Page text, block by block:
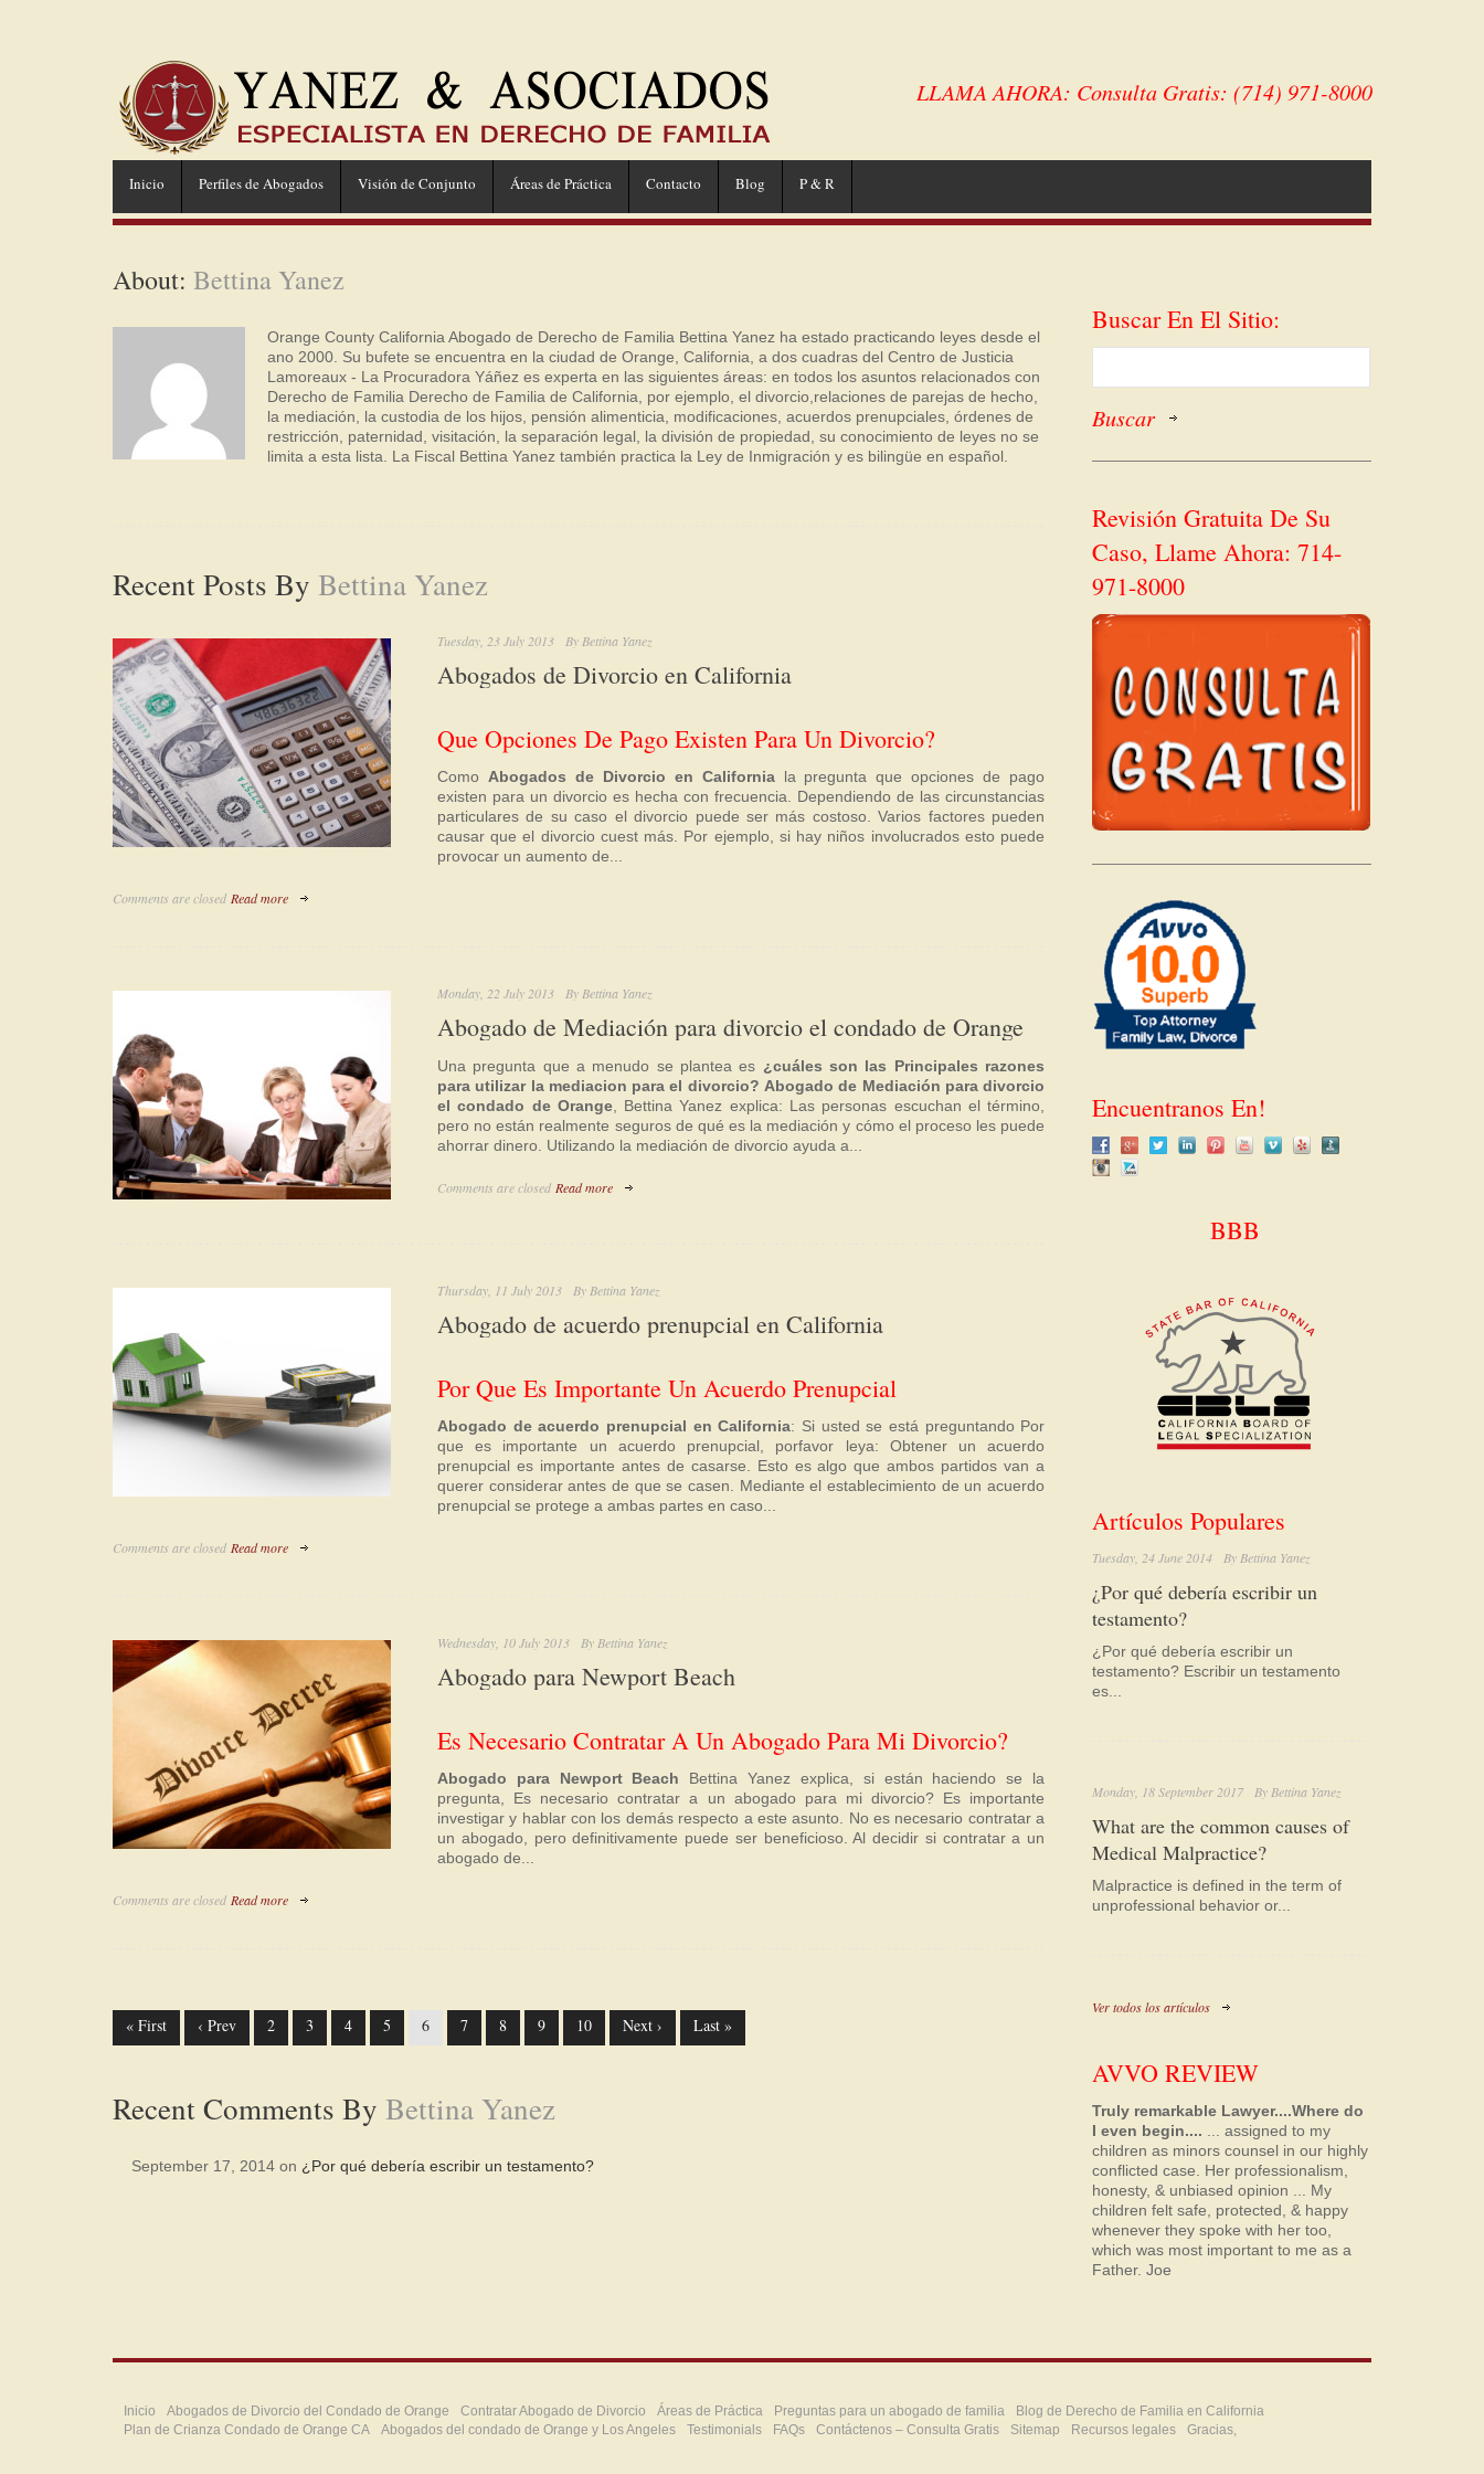
LLAMA AHORA: Consulta Gratis: (714) 971-8000
Inicio Perfiles de Abogados Visión de Conjunto Áreas de Práctica Contacto Blog P & R
About: Bettina Yanez
Orange County California Abogado de Derecho de Familia Bettina Yanez ha estado practicando leyes desde el
ano 2000. Su bufete se encuentra en la ciudad de Orange, California, a dos cuadras del Centro de Justicia
Lamoreaux - La Procuradora Yáñez es experta en las siguientes áreas: en todos los asuntos relacionados con
Derecho de Familia Derecho de Familia de California, por ejemplo, el divorcio,relaciones de parejas de hecho,
la mediación, la custodia de los hijos, pensión alimenticia, modificaciones, acuerdos prenupciales, órdenes de
restricción, paternidad, visitación, la separación legal, la división de propiedad, su conocimiento de leyes no se
limita a esta lista. La Fiscal Bettina Yanez también practica la Ley de Inmigración y es bilingüe en español.
Recent Posts By Bettina Yanez
Tuesday, 23 July 2013 By Bettina Yanez
Abogados de Divorcio en California
Que Opciones De Pago Existen Para Un Divorcio?
Como Abogados de Divorcio en Californiala pregunta que opciones de pago
existen para un divorcio es hecha con frecuencia. Dependiendo de las circunstancias
particulares de su caso el divorcio puede ser más costoso. Varios factores pueden
causar que el divorcio cuest más. Por ejemplo, si hay niños involucrados esto puede
provocar un aumento de...
Comments are closed Read more
Monday, 22 July 2013 By Bettina Yanez
Abogado de Mediación para divorcio el condado de Orange
Una pregunta que a menudo se plantea es ¿cuáles son las Principales razones
para utilizar la mediacion para el divorcio? Abogado de Mediación para divorcio
el condado de Orange, Bettina Yanez explica: Las personas escuchan el término,
pero no están realmente seguros de qué es la mediación y cómo el proceso les puede
ahorrar dinero. Utilizando la mediación de divorcio ayuda a...
Comments are closed Read more
Thursday, 11 July 2013 By Bettina Yanez
Abogado de acuerdo prenupcial en California
Por Que Es Importante Un Acuerdo Prenupcial
Abogado de acuerdo prenupcial en California: Si usted se está preguntando Por
que es importante un acuerdo prenupcial, porfavor leya: Obtener un acuerdo
prenupcial es importante antes de casarse. Esto es algo que ambos partidos van a
querer considerar antes de que se casen. Mediante el establecimiento de un acuerdo
prenupcial se protege a ambas partes en caso...
Comments are closed Read more
Wednesday, 10 July 2013 By Bettina Yanez
Abogado para Newport Beach
Es Necesario Contratar A Un Abogado Para Mi Divorcio?
Abogado para Newport Beach Bettina Yanez explica, si están haciendo se la
pregunta, Es necesario contratar a un abogado para mi divorcio? Es importante
investigar y hablar con los demás respecto a este asunto. No es necesario contratar a
un abogado, pero definitivamente puede ser beneficioso. Al decidir si contratar a un
abogado de...
Comments are closed Read more
« First ‹ Prev 2 3 4 5 6 7 8 9 10 Next › Last »
Recent Comments By Bettina Yanez
September 17, 2014 on ¿Por qué debería escribir un testamento?
Buscar En El Sitio:
Revisión Gratuita De Su
Caso, Llame Ahora: 714-
971-8000
Encuentranos En!
BBB
Artículos Populares
Tuesday, 24 June 2014 By Bettina Yanez
¿Por qué debería escribir un
testamento?
¿Por qué debería escribir un
testamento? Escribir un testamento
es...
Monday, 18 September 2017 By Bettina Yanez
What are the common causes of
Medical Malpractice?
Malpractice is defined in the term of
unprofessional behavior or...
Ver todos los artículos
AVVO REVIEW
Truly remarkable Lawyer....Where do
I even begin.... ... assigned to my
children as minors counsel in our highly
conflicted case. Her professionalism,
honesty, & unbiased opinion ... My
children felt safe, protected, & happy
whenever they spoke with her too,
which was most important to me as a
Father.Joe
Inicio Abogados de Divorcio del Condado de Orange Contratar Abogado de Divorcio Áreas de Práctica Preguntas para un abogado de familia
Blog de Derecho de Familia en California
Plan de Crianza Condado de Orange CA
Abogados del condado de Orange y Los Angeles Testimonials FAQs Contáctenos – Consulta Gratis Sitemap Recursos legales Gracias,